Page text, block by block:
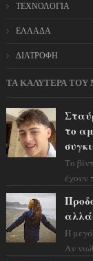
ΤΕΧΝΟΛΟΓΙΑ
ΕΛΛΑΔΑ
ΔΙΑΤΡΟΦΗ
ΤΑ ΚΑΛΥΤΕΡΑ ΤΟΥ
το
Το
έχουν
Η
Αν